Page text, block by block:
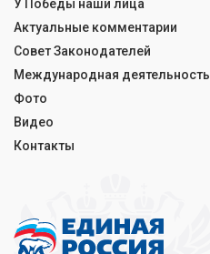
У Победы наши лица
Актуальные комментарии
Совет Законодателей
Международная деятельность
Фото
Видео
Контакты